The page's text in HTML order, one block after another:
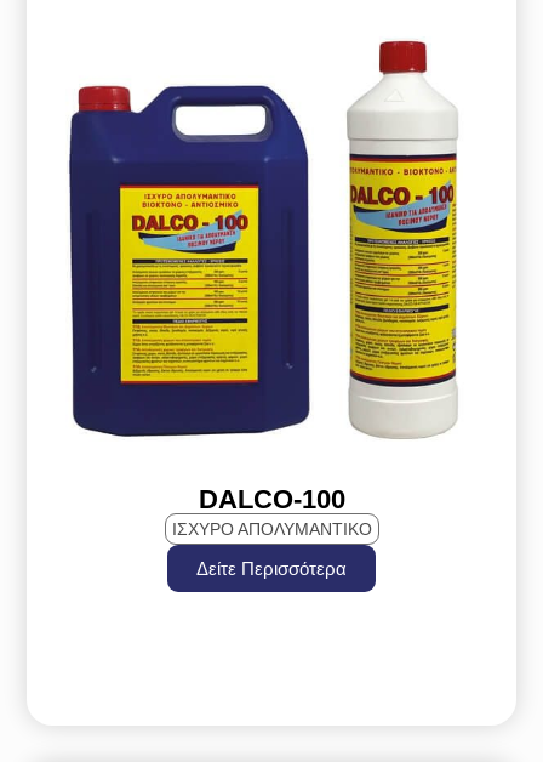
DALCO-100
ΙΣΧΥΡΟ ΑΠΟΛΥΜΑΝΤΙΚΟ
Δείτε Περισσότερα